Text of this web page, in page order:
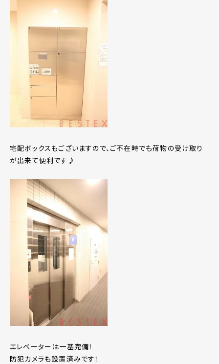
宅配ボックスもございますので、ご不在時でも荷物の受け取り
が出来て便利です♪
エレベーターは一基完備！
防犯カメラも設置済みです！